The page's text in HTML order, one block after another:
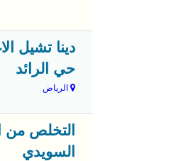
حي الرائد
الرياض
السويدي